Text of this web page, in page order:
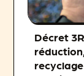
Décret